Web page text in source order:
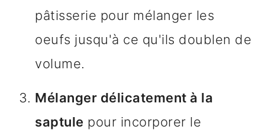
pâtisserie pour mélanger les
oeufs jusqu'à ce qu'ils doublen de
volume.
Mélanger délicatement à la
saptule pour incorporer le